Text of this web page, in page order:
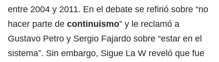
entre 2004 y 2011. En el debate se refirió sobre “no
hacer parte de continuismo” y le reclamó a
Gustavo Petro y Sergio Fajardo sobre “estar en el
sistema”. Sin embargo, Sigue La W reveló que fue